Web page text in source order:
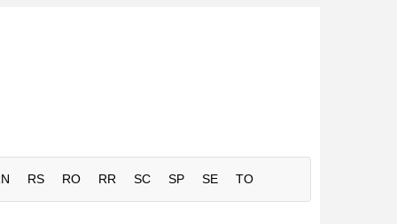
RS RO RR SC SP SE TO